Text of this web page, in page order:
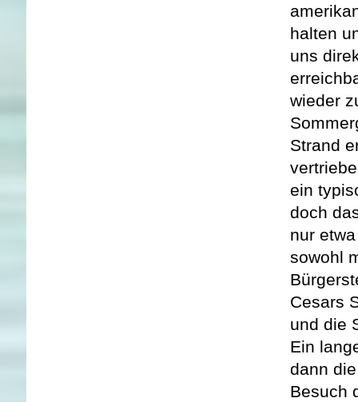
halten
uns
wieder
Strand
ein
doch
nur
sowohl
Cesars
und die
Ein
dann
Besuch